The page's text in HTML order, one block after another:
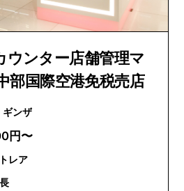
ウンター店舗管理マ
部国際空港免税売店
| ザ・ギンザ
円〜
レア